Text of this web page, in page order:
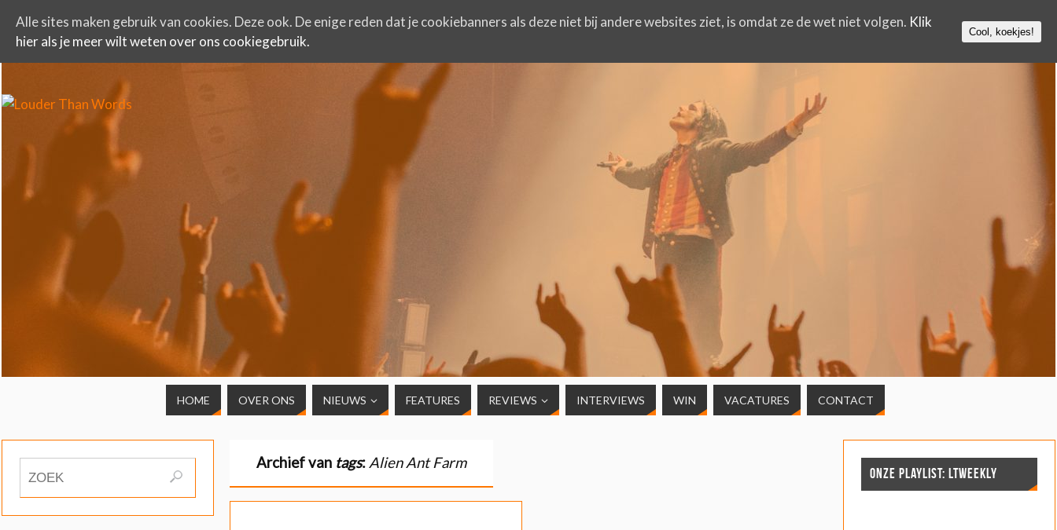
HOME OVER ONS NIEUWS FEATURES REVIEWS INTERVIEWS WIN VACATURES CONTACT
Archief van tags: Alien Ant Farm
ONZE PLAYLIST: LTWEEKLY
Alle sites maken gebruik van cookies. Deze ook. De enige reden dat je cookiebanners als deze niet bij andere websites ziet, is omdat ze de wet niet volgen. Klik
hier als je meer wilt weten over ons cookiegebruik.
Cool, koekjes!